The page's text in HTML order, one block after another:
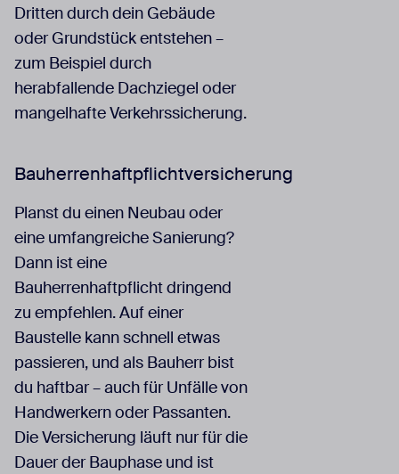
Dritten durch dein Gebäude
oder Grundstück entstehen –
zum Beispiel durch
herabfallende Dachziegel oder
mangelhafte Verkehrssicherung.
Bauherrenhaftpflichtversicherung
Planst du einen Neubau oder
eine umfangreiche Sanierung?
Dann ist eine
Bauherrenhaftpflicht dringend
zu empfehlen. Auf einer
Baustelle kann schnell etwas
passieren, und als Bauherr bist
du haftbar – auch für Unfälle von
Handwerkern oder Passanten.
Die Versicherung läuft nur für die
Dauer der Bauphase und ist